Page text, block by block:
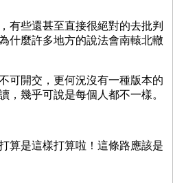
有些還甚至直接很絕對的去批判
什麼許多地方的說法會南轅北轍
可開交，更何況沒有一種版本的
幾乎可說是每個人都不一樣。
算是這樣打算啦！這條路應該是